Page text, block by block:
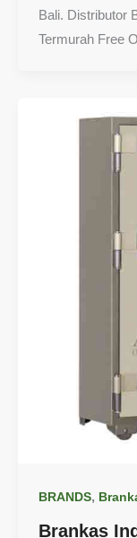
Bali. Distributor
Termurah Free
BRANDS,
Brankas